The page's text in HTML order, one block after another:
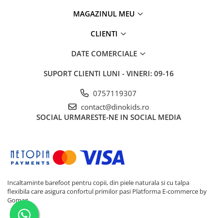
MAGAZINUL MEU
CLIENTI
DATE COMERCIALE
SUPORT CLIENTI LUNI - VINERI: 09-16
0757119307
contact@dinokids.ro
SOCIAL URMARESTE-NE IN SOCIAL MEDIA
Incaltaminte barefoot pentru copii, din piele naturala si cu talpa
flexibila care asigura confortul primilor pasi Platforma E-commerce by
Gomag